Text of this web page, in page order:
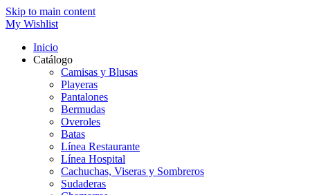
Skip to main content
My Wishlist
Inicio
Catálogo
Camisas y Blusas
Playeras
Pantalones
Bermudas
Overoles
Batas
Línea Restaurante
Línea Hospital
Cachuchas, Viseras y Sombreros
Sudaderas